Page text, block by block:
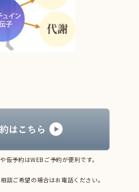
仮予約はWEBご予約が便利です。
談ご希望の場合はお電話ください。